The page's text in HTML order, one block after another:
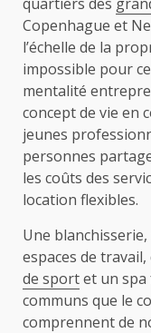
Copenhague et
l’échelle de la
impossible pour
mentalité
concept de vie en
jeunes
personnes
les coûts des
location flexibles.
Une
espaces de
de sportet un
communs que le
comprennent de